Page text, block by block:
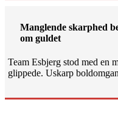
Manglende skarphed
om guldet
Team Esbjerg stod med en
glippede. Uskarp